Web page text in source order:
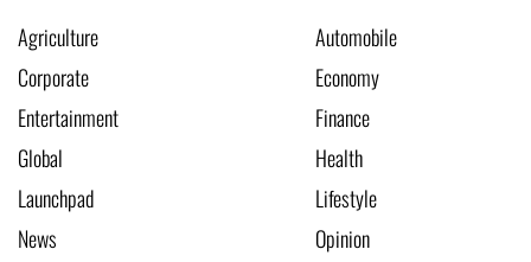
Agriculture
Automobile
Corporate
Economy
Entertainment
Finance
Global
Health
Launchpad
Lifestyle
News
Opinion